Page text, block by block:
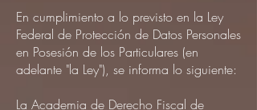
En cumplimiento a lo previsto en la Ley
Federal de Protección de Datos Personales
en Posesión de los Particulares (en
adelante "la Ley"), se informa lo siguiente:
La Academia de Derecho Fiscal de